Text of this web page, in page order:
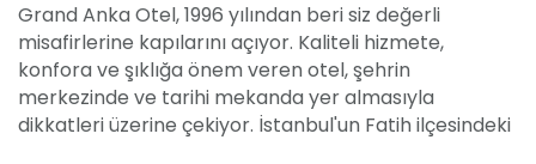
Grand Anka Otel, 1996 yılından beri siz değerli
misafirlerine kapılarını açıyor. Kaliteli hizmete,
konfora ve şıklığa önem veren otel, şehrin
merkezinde ve tarihi mekanda yer almasıyla
dikkatleri üzerine çekiyor. İstanbul'un Fatih ilçesindeki